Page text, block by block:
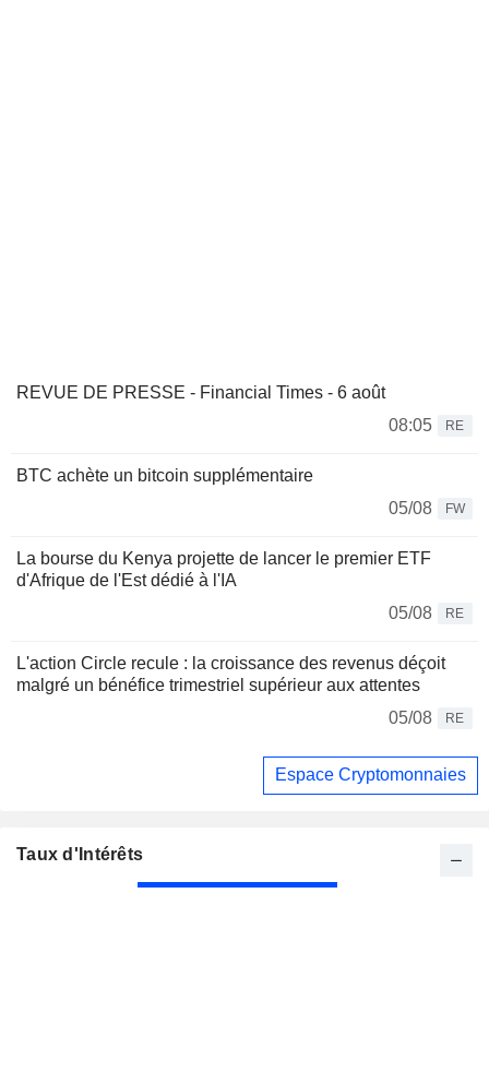
REVUE DE PRESSE - Financial Times - 6 août
08:05
RE
BTC achète un bitcoin supplémentaire
05/08
FW
La bourse du Kenya projette de lancer le premier ETF
d'Afrique de l'Est dédié à l'IA
05/08
RE
L'action Circle recule : la croissance des revenus déçoit
malgré un bénéfice trimestriel supérieur aux attentes
05/08
RE
Espace Cryptomonnaies
Taux d'Intérêts